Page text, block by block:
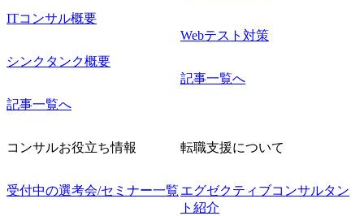
ITコンサル概要
シンクタンク概要
記事一覧へ
Webテスト対策
記事一覧へ
コンサルお役立ち情報
受付中の選考会/セミナー一覧
転職支援について
エグゼクティブコンサルタン
ト紹介